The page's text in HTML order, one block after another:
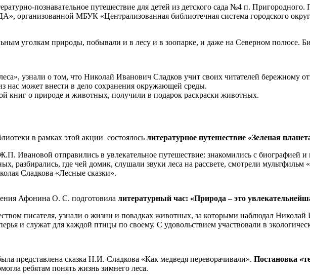
познавательное путешествие для детей из детского сада №4 п. Пригородного.
организованной МБУК «Централизованная библиотечная система городского
уголкам природы, побывали и в лесу и в зоопарке, и даже на Северном полюсе.
узнали о том, что Николай Иванович Сладков учит своих читателей
нас может внести в дело сохранения окружающей среды.
книг о природе и животных, получили в подарок раскраски животных.
в рамках этой акции состоялось литературное путешествие «Зеленая
Ивановой отправились в увлекательное путешествие: знакомились с биографией и
разбирались, где чей домик, слушали звуки леса на рассвете, смотрели
Сладкова «Лесные сказки».
Афонина О. С. подготовила литературный час: «Природа – это
писателя, узнали о жизни и повадках животных, за которыми наблюдал
и служат для каждой птицы по своему. С удовольствием участвовали в
представлена сказка Н.И. Сладкова «Как медведя переворачивали». Постановка
ребятам понять жизнь зимнего леса.